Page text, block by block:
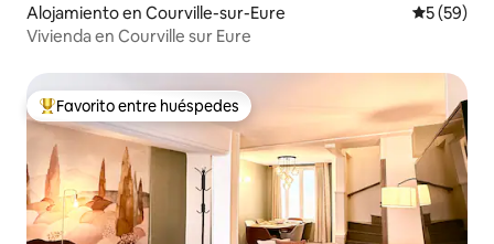
Alojamiento en Courville-sur-Eure
5 (59)
Vivienda en Courville sur Eure
Favorito entre huéspedes preferido
Favorito entre huéspedes